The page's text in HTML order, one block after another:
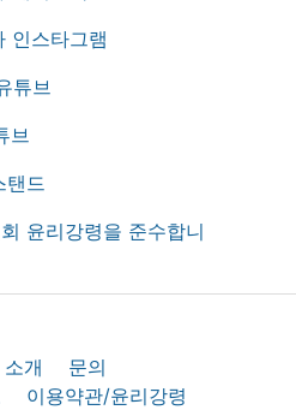
소개
문의
이용약관/윤리강령